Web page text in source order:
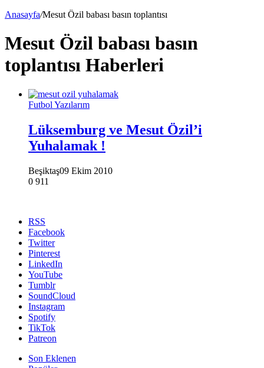
Anasayfa/Mesut Özil babası basın toplantısı
Mesut Özil babası basın
toplantısı Haberleri
Futbol Yazılarım
Lüksemburg ve Mesut Özil’i
Yuhalamak !
Beşiktaş09 Ekim 2010
0 911
RSS
Facebook
Twitter
Pinterest
LinkedIn
YouTube
Tumblr
SoundCloud
Instagram
Spotify
TikTok
Patreon
Son Eklenen